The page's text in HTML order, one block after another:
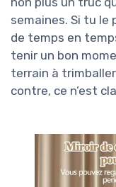
semaines. Si tu le
de temps en
tenir un bon
terrain à
contre, ce n’est